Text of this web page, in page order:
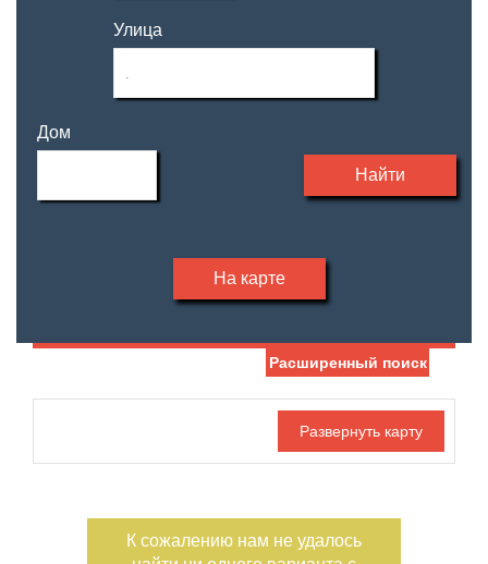
Улица
Дом
Найти
На карте
Жилая площадь
—
Площадь кухни
Этаж
Расширенный поиск
К сожалению нам не удалось